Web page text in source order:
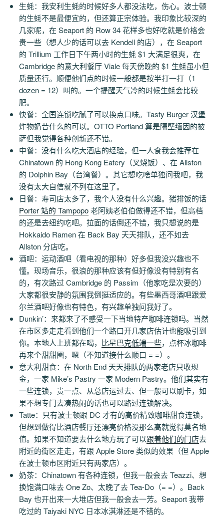
生蚝：我安利生蚝的时候好多人都没法吃，伤心。波士顿
的生蚝不是最便宜的，但还算正宗体验。我印象比较深的
几家呢，在 Seaport 的 Row 34 花样多也好吃就是价格会
贵一些（想人少的话可以去 Kendell 的店），在 Seaport
的 Trillium 工作日下午两小时的生蚝 $1 大满足很爽，在
Cambridge 的意大利餐厅 Viale 每天傍晚的 $1 生蚝虽小但
质量还行。顺便他们点的时候一般都是按半打一打（1
dozen = 12）叫的。一个提醒天气冷的时候生蚝会比较
肥。
快餐：全国连锁吃腻了可以换点口味。Tasty Burger 汉堡
炸物奶昔什么的可以。OTTO Portland 算是隔壁缅因的披
萨但我觉得各种创新还不错。
中餐：没有什么吃大酒店的经验，但一人食我会推荐在
Chinatown 的 Hong Kong Eatery（叉烧饭）、在 Allston
的 Dolphin Bay（台湾餐）。其它想吃啥单独问我吧，我
没有太大自信就不列在这里了。
日餐：寿司店太多了，我个人没有什么兴趣。猪排饭的话
Porter 站的 Tampopo老阿姨老伯伯做得还不错，但高档
的还是去纽约吃吧。拉面的话倒还不错，我只想说的是
Hokkaido Ramen 在 Back Bay 天天排队，还不如去
Allston 分店吃。
酒吧：运动酒吧（看电视的那种）好多但我没兴趣也不
懂。现场音乐，很浪的那种应该有但好像没有特别有名
的，有次路过 Cambridge 的 Passim（他家吃是次要的）
大家都很安静的氛围我倒挺适应的。有些墨西哥酒吧跟爱
尔兰酒吧好像也有特色，有兴趣单独问我好了。
Dunkin’：来都来了不感受一下当地特产咖啡连锁吗。当然
在市区多走走看到他们一个路口开几家店估计也能吸引到
你。本地人上班都在喝， 比星巴克低端一些，点杯冰咖啡
再来个甜甜圈，嗯（不知道接什么顺口 = =）。
意大利甜食：在 North End 天天排队的两家老店只收现
金，一家 Mike’s Pastry 一家 Modern Pastry。他们其实有
一些连锁，贵一点、从总店运过去、但一般可以刷卡，如
果不想专门去凑热闹的话也可以路过连锁解决。
Tatte：只有波士顿跟 DC 才有的高价精致咖啡甜食连锁，
但想到做得比酒店餐厅还漂亮价格没那么高就觉得莫名地
值。如果不知道要去什么地方玩了可以跟着他们的门店去
附近的街区走走，有跟 Apple Store 类似的效果（但 Apple
在波士顿市区附近只有两家店）。
奶茶：Chinatown 有各种连锁，但我一般会去 Teazzi、想
换饱满口味去 One Zo、太晚了去 Tea-Do（= =）。Back
Bay 也开出来一大堆店但我一般会去一芳。Seaport 我带
吃过的 Taiyaki NYC 日本冰淇淋还是不错的。